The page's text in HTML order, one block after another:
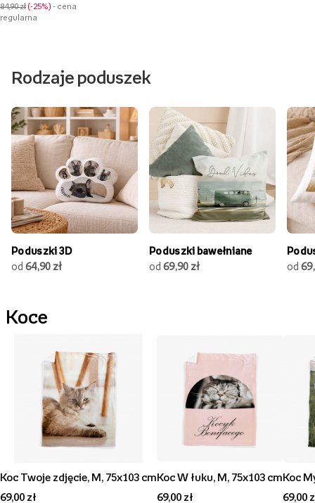
84,90 zł -25% - cena
regularna
Rodzaje poduszek
Poduszki 3D
od 64,90 zł
Poduszki bawełniane
od 69,90 zł
od
Koce
Koc Twoje zdjęcie, M, 75x103 cm
69,00 zł
Koc W łuku, M, 75x103 cm
69,00 zł
Koc
69,00